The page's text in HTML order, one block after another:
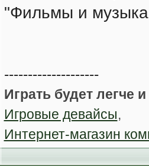
"Фильмы и
--------------------
Играть будет легче
Игровые девайсы,
Интернет-магазин